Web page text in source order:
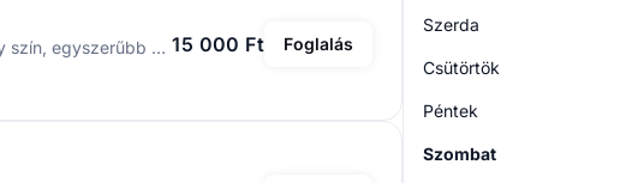
L vagy XL méretű műköröm építése, alap díszítéssel. Ez tartalmaz: egy szín, egyszerűbb mint festés, francia festés, baby boomer, Chrome porok, 1-1 charm vagy pedig 3d minta. 15 000 Ft Foglalás
Szerda
Csütörtök
Péntek
Szombat